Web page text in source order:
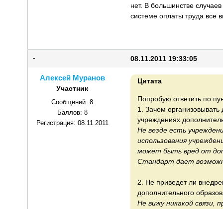
нет. В большинстве
системе оплаты труда все
Алексей Муранов
Участник
Сообщений: 8
Баллов: 8
Регистрация: 08.11.2011
08.11.2011 19:33:05
Цитата
Попробую ответить по
1. Зачем
учреждениях
Не везде есть
использования
может быть вред от
Стандарт дает
2. Не приведет ли
дополнительного
Не вижу никакой